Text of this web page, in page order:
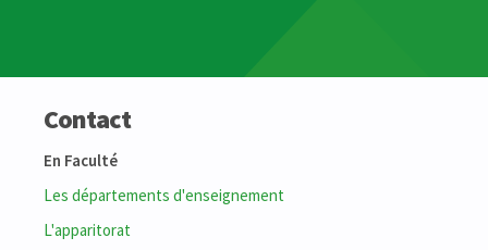
Contact
En Faculté
Les départements d'enseignement
L'apparitorat